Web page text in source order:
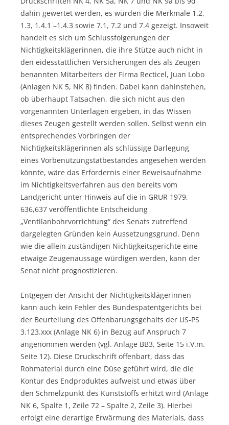
dahin gewertet werden, es würden die Merkmale 1.2,
1.3, 1.4.1 –1.4.3 sowie 7.1, 7.2 und 7.4 gezeigt. Insoweit
handelt es sich um Schlussfolgerungen der
Nichtigkeitsklägerinnen, die ihre Stütze auch nicht in
den eidesstattlichen Versicherungen des als Zeugen
benannten Mitarbeiters der Firma Recticel, Juan Lobo
(Anlagen NK 5, NK 8) finden. Dabei kann dahinstehen,
ob überhaupt Tatsachen, die sich nicht aus den
vorgenannten Unterlagen ergeben, in das Wissen
dieses Zeugen gestellt werden sollen. Selbst wenn ein
entsprechendes Vorbringen der
Nichtigkeitsklägerinnen als schlüssige Darlegung
eines Vorbenutzungstatbestandes angesehen werden
könnte, wäre das Erfordernis einer Beweisaufnahme
im Nichtigkeitsverfahren aus den bereits vom
Landgericht unter Hinweis auf die in GRUR 1979,
636,637 veröffentlichte Entscheidung
„Ventilanbohrvorrichtung“ des Senats zutreffend
dargelegten Gründen kein Aussetzungsgrund. Denn
wie die allein zuständigen Nichtigkeitsgerichte eine
etwaige Zeugenaussage würdigen werden, kann der
Senat nicht prognostizieren.
Entgegen der Ansicht der Nichtigkeitsklägerinnen
kann auch kein Fehler des Bundespatentgerichts bei
der Beurteilung des Offenbarungsgehalts der US-PS
3.123.xxx (Anlage NK 6) in Bezug auf Anspruch 7
angenommen werden (vgl. Anlage BB3, Seite 15 i.V.m.
Seite 12). Diese Druckschrift offenbart, dass das
Rohmaterial durch eine Düse geführt wird, die die
Kontur des Endproduktes aufweist und etwas über
den Schmelzpunkt des Kunststoffs erhitzt wird (Anlage
NK 6, Spalte 1, Zeile 72 – Spalte 2, Zeile 3). Hierbei
erfolgt eine derartige Erwärmung des Materials, dass